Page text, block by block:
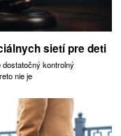
sietí pre deti
kontrolný
nie je